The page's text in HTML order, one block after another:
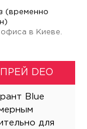
(временно
в Киеве.
DEO
Blue
для